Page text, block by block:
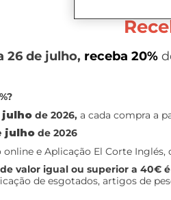
26 de julho, receba 20%
julho de 2026, a cada compra a
julho de 2026
e Aplicação El Corte
valor igual ou superior a 40€
de esgotados, artigos de